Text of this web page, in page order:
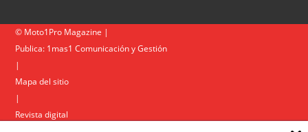
© Moto1Pro Magazine |
Publica: 1mas1 Comunicación y Gestión
|
Mapa del sitio
|
Revista digital